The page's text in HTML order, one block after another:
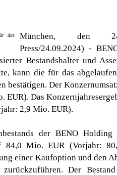
München, den
Press/24.09.2024) -
Bestandshalter und
kann die für das
bestätigen. Der
EUR). Das
2,9 Mio. EUR).
der BENO
Mio. EUR (Vorjahr:
einer Kaufoption und den
zurückzuführen. Der